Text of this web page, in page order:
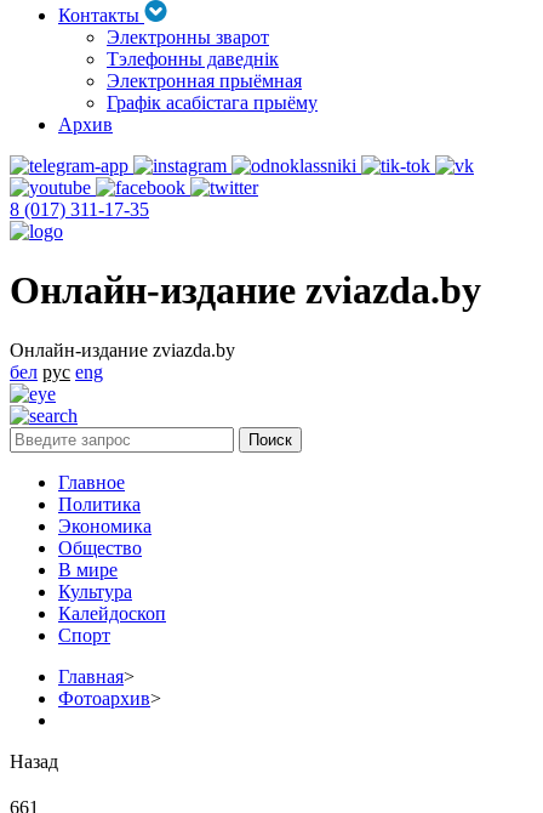
Контакты
Электронны зварот
Тэлефонны даведнік
Электронная прыёмная
Графік асабістага прыёму
Архив
8 (017) 311-17-35
Онлайн-издание zviazda.by
Онлайн-издание zviazda.by
бел рус eng
Главное
Политика
Экономика
Общество
В мире
Культура
Калейдоскоп
Спорт
Главная>
Фотоархив>
Назад
661